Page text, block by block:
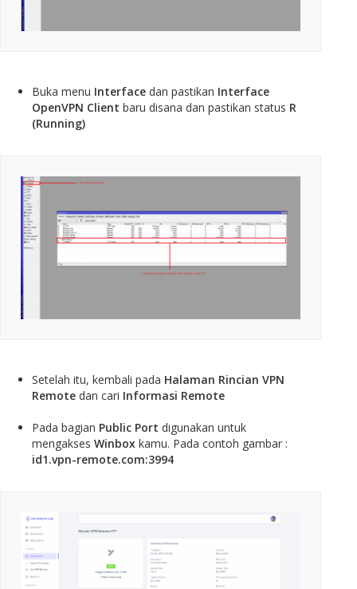
Buka menu Interface dan pastikan Interface
OpenVPN Client baru disana dan pastikan status R
(Running)
Setelah itu, kembali pada Halaman Rincian VPN
Remote dan cari Informasi Remote
Pada bagian Public Port digunakan untuk
mengakses Winbox kamu. Pada contoh gambar :
id1.vpn-remote.com:3994